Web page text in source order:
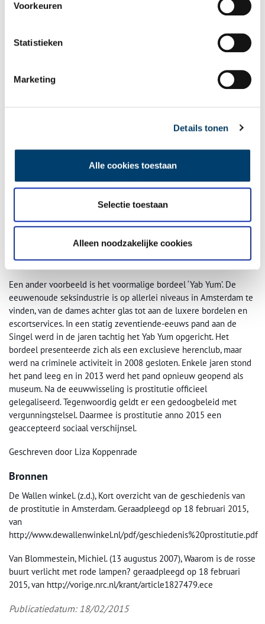
Voorkeuren
Statistieken
Marketing
Details tonen
Alle cookies toestaan
Selectie toestaan
Alleen noodzakelijke cookies
van Chana de Wolf (Flickr swankspike)
Yab Yum
Een ander voorbeeld is het voormalige bordeel ‘Yab Yum’. De
eeuwenoude seksindustrie is op allerlei niveaus in Amsterdam te
vinden, van de dames achter glas tot aan de luxere bordelen en
escortservices. In een statig zeventiende-eeuws pand aan de
Singel werd in de jaren tachtig het Yab Yum opgericht. Het
bordeel presenteerde zich als een exclusieve herenclub, maar
werd na criminele activiteit in 2008 gesloten. Enkele jaren stond
het pand leeg en in 2013 werd het pand opnieuw geopend als
museum. Na de eeuwwisseling is prostitutie officieel
gelegaliseerd. Tegenwoordig geldt er een gedoogbeleid met
vergunningstelsel. Daarmee is prostitutie anno 2015 een
geaccepteerd sociaal verschijnsel.
Geschreven door Liza Koppenrade
Bronnen
De Wallen winkel. (z.d.), Kort overzicht van de geschiedenis van
de prostitutie in Amsterdam. Geraadpleegd op 18 februari 2015,
van
http://www.dewallenwinkel.nl/pdf/geschiedenis%20prostitutie.pdf
Van Blommestein, Michiel. (13 augustus 2007), Waarom is de rosse
buurt verlicht met rode lampen? geraadpleegd op 18 februari
2015, van http://vorige.nrc.nl/krant/article1827479.ece
Publicatiedatum: 18/02/2015